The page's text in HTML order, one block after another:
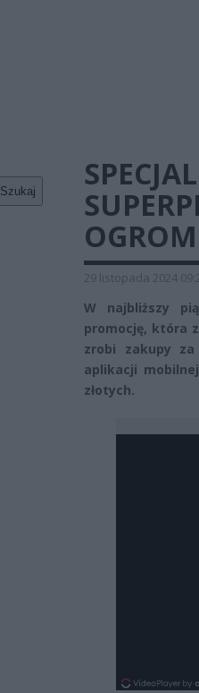
Szukaj
29 listopada 2024
W najbliższy
promocję, która
zrobi zakupy
aplikacji
złotych.